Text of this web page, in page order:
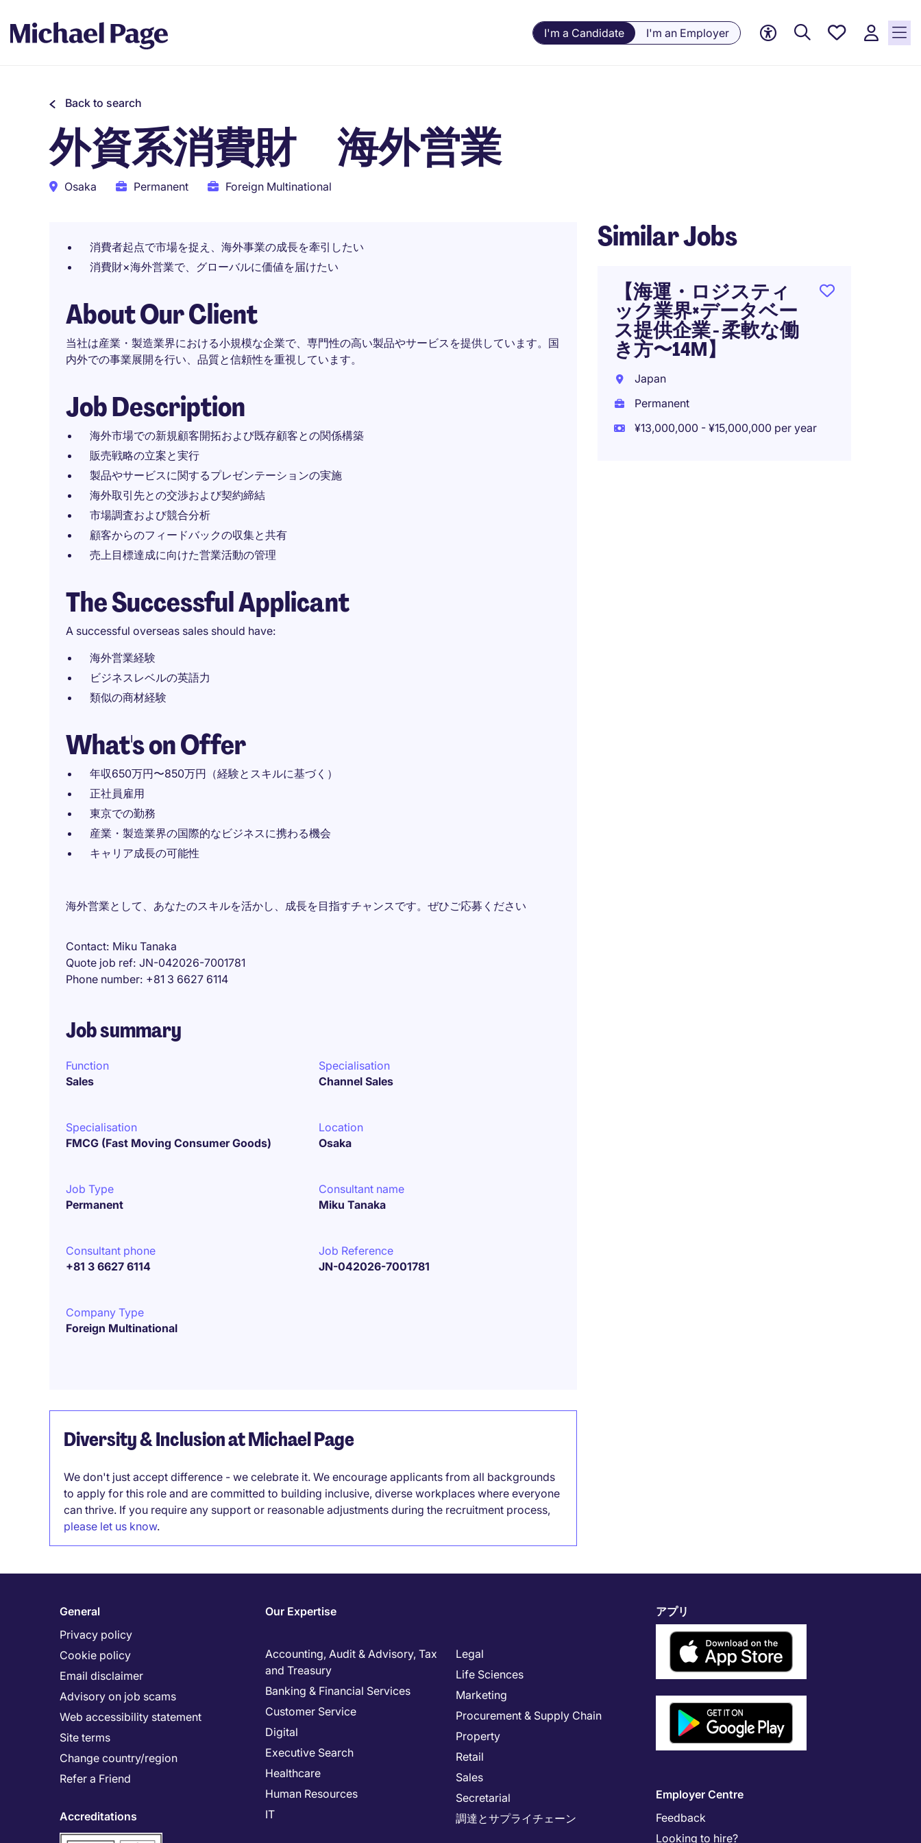
I'm a Candidate I'm an Employer
Saved
Back to search
外資系消費財 海外営業
Osaka Permanent Foreign Multinational
消費者起点で市場を捉え、海外事業の成長を牽引したい
消費財×海外営業で、グローバルに価値を届けたい
About Our Client
当社は産業・製造業界における小規模な企業で、専門性の高い製品やサービスを提供しています。国
内外での事業展開を行い、品質と信頼性を重視しています。
Job Description
海外市場での新規顧客開拓および既存顧客との関係構築
販売戦略の立案と実行
製品やサービスに関するプレゼンテーションの実施
海外取引先との交渉および契約締結
市場調査および競合分析
顧客からのフィードバックの収集と共有
売上目標達成に向けた営業活動の管理
The Successful Applicant
A successful overseas sales should have:
海外営業経験
ビジネスレベルの英語力
類似の商材経験
What's on Offer
年収650万円〜850万円（経験とスキルに基づく）
正社員雇用
東京での勤務
産業・製造業界の国際的なビジネスに携わる機会
キャリア成長の可能性
海外営業として、あなたのスキルを活かし、成長を目指すチャンスです。ぜひご応募ください
Contact Miku Tanaka
Quote job ref JN-042026-7001781
Phone number +81 3 6627 6114
Job summary
Function
Sales
Specialisation
Channel Sales
Specialisation
FMCG (Fast Moving Consumer Goods)
Location
Osaka
Job Type
Permanent
Consultant name
Miku Tanaka
Consultant phone
+81 3 6627 6114
Job Reference
JN-042026-7001781
Company Type
Foreign Multinational
Diversity & Inclusion at Michael Page
We don't just accept difference - we celebrate it. We encourage applicants from all backgrounds
to apply for this role and are committed to building inclusive, diverse workplaces where everyone
can thrive. If you require any support or reasonable adjustments during the recruitment process,
please let us know.
Similar Jobs
【海運・ロジスティ
ック業界×データベー
ス提供企業 - 柔軟な働
き方〜14M】
Japan
Permanent
¥13,000,000 - ¥15,000,000 per year
General
Privacy policy
Cookie policy
Email disclaimer
Advisory on job scams
Web accessibility statement
Site terms
Change country/region
Refer a Friend
Accreditations
Our Expertise
Accounting, Audit & Advisory, Tax
and Treasury
Banking & Financial Services
Customer Service
Digital
Executive Search
Healthcare
Human Resources
IT
Legal
Life Sciences
Marketing
Procurement & Supply Chain
Property
Retail
Sales
Secretarial
調達とサプライチェーン
アプリ
Employer Centre
Feedback
Looking to hire?